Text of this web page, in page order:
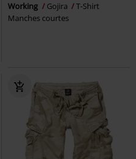
Working Gojira
T-Shirt
Manches courtes